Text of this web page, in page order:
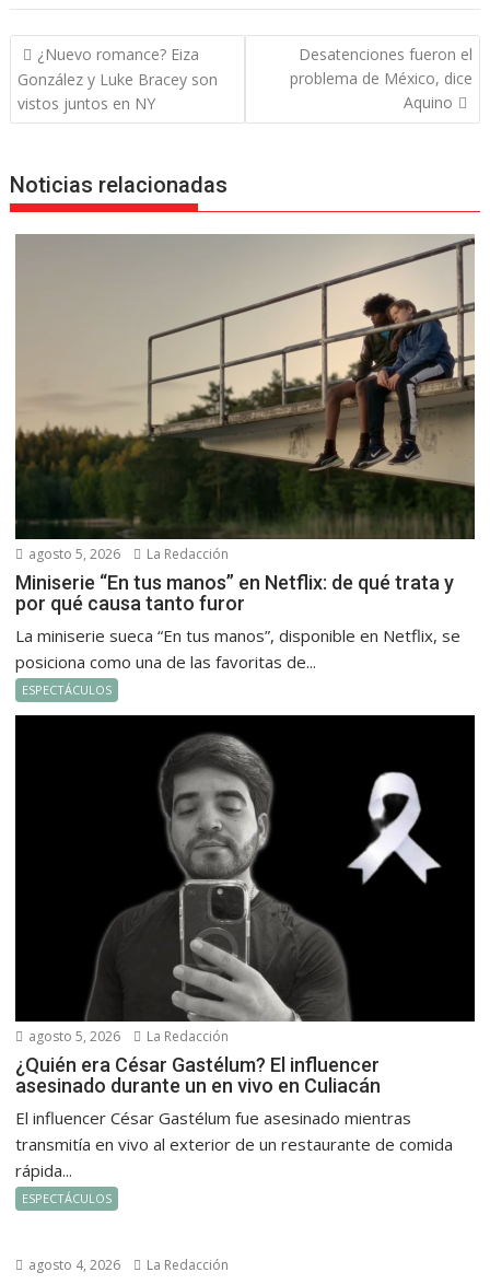
Navegación
de
entradas
¿Nuevo romance? Eiza
González y Luke Bracey son
vistos juntos en NY
Desatenciones fueron el
problema de México, dice
Aquino
Noticias relacionadas
agosto 5, 2026 La Redacción
Miniserie “En tus manos” en Netflix: de qué trata y
por qué causa tanto furor
La miniserie sueca “En tus manos”, disponible en Netflix, se
posiciona como una de las favoritas de...
ESPECTÁCULOS
agosto 5, 2026 La Redacción
¿Quién era César Gastélum? El influencer
asesinado durante un en vivo en Culiacán
El influencer César Gastélum fue asesinado mientras
transmitía en vivo al exterior de un restaurante de comida
rápida...
ESPECTÁCULOS
agosto 4, 2026 La Redacción